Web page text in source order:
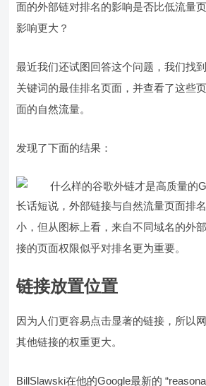
面的外部链对排名的影响是否比低流量
影响更大？
最近我们还试图回答这个问题，我们找
关键词的最佳排名页面，并查看了这些
面的自然流量。
发现了下面的结果：
长话短说，外部链接与自然流量页面排
小，但从图标上看，来自不同域名的外
接的页面权限似乎对排名更为重要。
链接放置位置
因为人们更容易点击显著的链接，所以
其他链接的权重更大。
BillSlawski在他的Google最新的